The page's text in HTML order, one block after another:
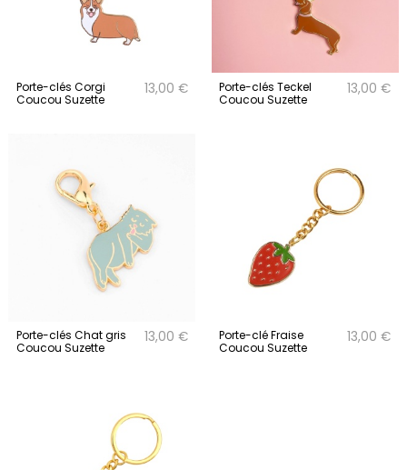
Porte-clés Corgi
Coucou Suzette
13,00 €
Porte-clés Teckel
Coucou Suzette
13,00 €
Porte-clés Chat gris
Coucou Suzette
13,00 €
Porte-clé Fraise
Coucou Suzette
13,00 €